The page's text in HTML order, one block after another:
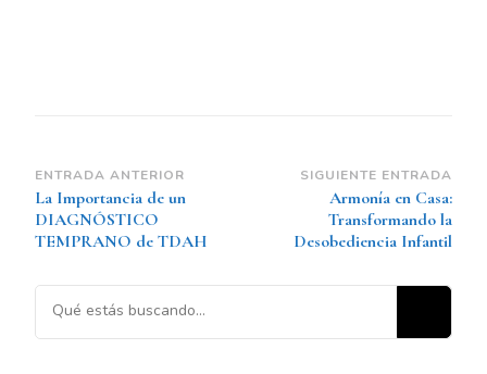
ENTRADA ANTERIOR
La Importancia de un
DIAGNÓSTICO
TEMPRANO de TDAH
SIGUIENTE ENTRADA
Armonía en Casa:
Transformando la
Desobediencia Infantil